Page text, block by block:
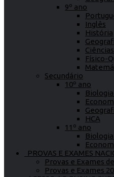
9º ano
Inglês
História
Físico-
Secundário
10º ano
HCA
11º ano
PROVAS E EXAMES
Provas e Exames
Provas e Exames